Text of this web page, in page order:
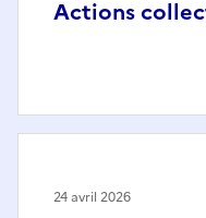
Actions
24 avril 2026